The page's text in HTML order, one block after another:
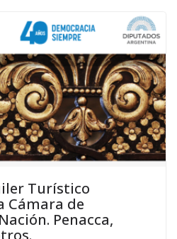
Turístico
Cámara de
Penacca,